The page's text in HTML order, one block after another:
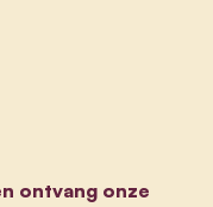
ontvang onze